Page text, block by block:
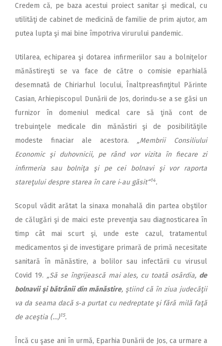
Credem că, pe baza acestui proiect sanitar şi medical, cu
utilităţi de cabinet de medicină de familie de prim ajutor, am
putea lupta şi mai bine împotriva virurului pandemic.
Utilarea, echiparea şi dotarea infirmeriilor sau a bolniţelor
mănăstireşti se va face de către o comisie eparhială
desemnată de Chiriarhul locului, Înaltpreasfinţitul Părinte
Casian, Arhiepiscopul Dunării de Jos, dorindu‑se a se găsi un
furnizor în domeniul medical care să ţină cont de
trebuinţele medicale din mănăstiri şi de posibilităţile
modeste finaciar ale acestora. „Membrii Consiliului
Economic şi duhovnicii, pe rând vor vizita în fiecare zi
infirmeria sau bolniţa şi pe cei bolnavi şi vor raporta
stareţului despre starea în care i‑au găsit“14.
Scopul vădit arătat la sinaxa monahală din partea obştilor
de călugări şi de maici este prevenţia sau diagnosticarea în
timp cât mai scurt şi, unde este cazul, tratamentul
medicamentos şi de investigare primară de primă necesitate
sanitară în mănăstire, a bolilor sau infectării cu virusul
Covid 19. „Să se îngrijească mai ales, cu toată osârdia, de
bolnavii şi bătrânii din mănăstire, ştiind că în ziua judecăţii
va da seama dacă s‑a purtat cu nedreptate şi fără milă faţă
de aceştia (…)15.
Încă cu şase ani în urmă, Eparhia Dunării de Jos, ca urmare a